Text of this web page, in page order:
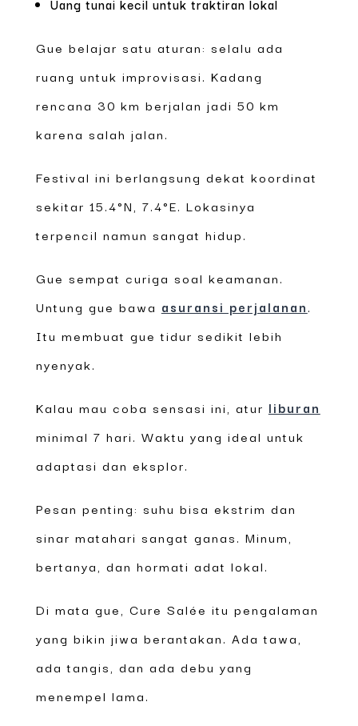
Gue belajar satu aturan: selalu ada
ruang untuk improvisasi. Kadang
rencana 30 km berjalan jadi 50 km
karena salah jalan.
Festival ini berlangsung dekat koordinat
sekitar 15.4°N, 7.4°E. Lokasinya
terpencil namun sangat hidup.
Gue sempat curiga soal keamanan.
Untung gue bawa asuransi perjalanan.
Itu membuat gue tidur sedikit lebih
nyenyak.
Kalau mau coba sensasi ini, atur liburan
minimal 7 hari. Waktu yang ideal untuk
adaptasi dan eksplor.
Pesan penting: suhu bisa ekstrim dan
sinar matahari sangat ganas. Minum,
bertanya, dan hormati adat lokal.
Di mata gue, Cure Salée itu pengalaman
yang bikin jiwa berantakan. Ada tawa,
ada tangis, dan ada debu yang
menempel lama.